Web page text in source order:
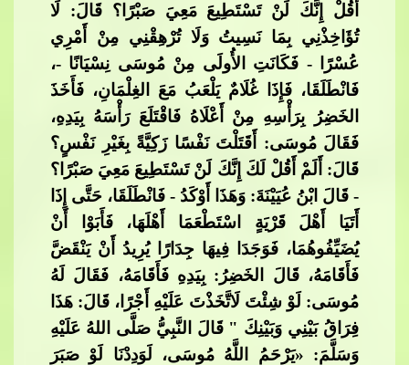
أَقُلْ إِنَّكَ لَنْ تَسْتَطِيعَ مَعِيَ صَبْرًا؟ قَالَ: لَا
تُؤَاخِذْنِي بِمَا نَسِيتُ وَلَا تُرْهِقْنِي مِنْ أَمْرِي
عُسْرًا - فَكَانَتِ الأُولَى مِنْ مُوسَى نِسْيَانًا -،
فَانْطَلَقَا، فَإِذَا غُلَامٌ يَلْعَبُ مَعَ الغِلْمَانِ، فَأَخَذَ
‌الخَضِرُ بِرَأْسِهِ مِنْ أَعْلَاهُ فَاقْتَلَعَ رَأْسَهُ بِيَدِهِ،
فَقَالَ مُوسَى: أَقَتَلْتَ نَفْسًا زَكِيَّةً بِغَيْر ِ نَفْسٍ؟
قَالَ: أَلَمْ أَقُلْ لَكَ إِنَّكَ لَنْ تَسْتَطِيعَ مَعِيَ صَبْرًا؟
- قَالَ ابْنُ عُيَيْنَةَ: وَهَذَا أَوْكَدُ - فَانْطَلَقَا، حَتَّى إِذَا
أَتَيَا أَهْلَ قَرْيَةٍ اسْتَطْعَمَا أَهْلَهَا، فَأَبَوْا أَنْ
يُضَيِّفُوهُمَا، فَوَجَدَا فِيهَا جِدَارًا يُرِيدُ أَنْ يَنْقَضَّ
فَأَقَامَهُ، قَالَ ‌الخَضِرُ: بِيَدِهِ فَأَقَامَهُ، فَقَالَ لَهُ
مُوسَى: لَوْ شِئْتَ لَاتَّخَذْتَ عَلَيْهِ أَجْرًا، قَالَ: هَذَا
فِرَاقُ بَيْنِي وَبَيْنِكَ " قَالَ النَّبِيُّ صَلَّى اللهُ عَلَيْهِ
وَسَلَّمَ: «يَرْحَمُ اللَّهُ مُوسَى،​​ لَوَدِدْنَا لَوْ صَبَرَ